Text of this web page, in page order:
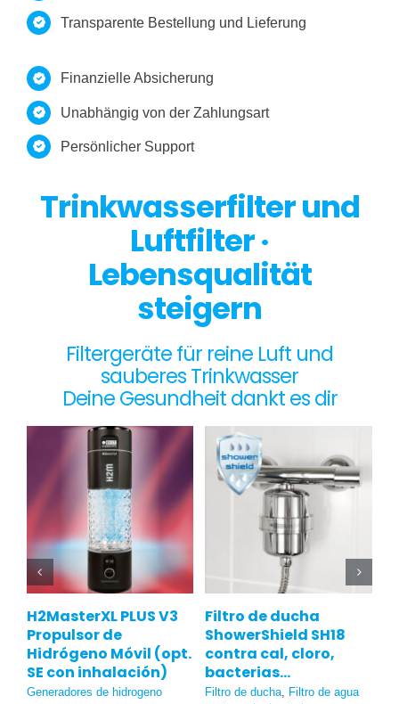
Transparente Bestellung und Lieferung
Finanzielle Absicherung
Unabhängig von der Zahlungsart
Persönlicher Support
Trinkwasserfilter und
Luftfilter ·
Lebensqualität
steigern
Filtergeräte für reine Luft und
sauberes Trinkwasser
Deine Gesundheit dankt es dir
Inhalador
profesional de
hidrógeno 1000-1500
H2+O2 (HHO)
Wasserstoff-Inhalatoren
Repuestos para filtro
de ducha
ShowerShield SH18
Filtro de ducha,Elementos de
filtro de repuesto para